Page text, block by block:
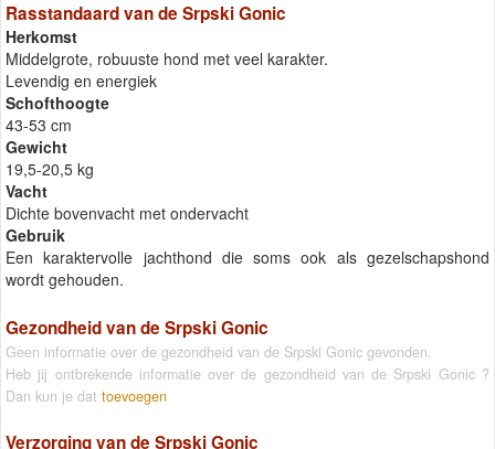
Rasstandaard van de Srpski Gonic
Herkomst
Middelgrote, robuuste hond met veel karakter.
Levendig en energiek
Schofthoogte
43-53 cm
Gewicht
19,5-20,5 kg
Vacht
Dichte bovenvacht met ondervacht
Gebruik
Een karaktervolle jachthond die soms ook als gezelschapshond
wordt gehouden.
Gezondheid van de Srpski Gonic
Geen informatie over de gezondheid van de Srpski Gonic gevonden.
Heb jij ontbrekende informatie over de gezondheid van de Srpski Gonic ?
Dan kun je dat toevoegen
Verzorging van de Srpski Gonic